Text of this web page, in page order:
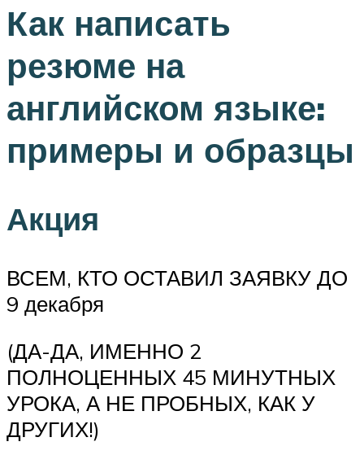
Как написать
резюме на
английском языке:
примеры и образцы
Акция
ВСЕМ, КТО ОСТАВИЛ ЗАЯВКУ ДО
9 декабря
(ДА-ДА, ИМЕННО 2
ПОЛНОЦЕННЫХ 45 МИНУТНЫХ
УРОКА, А НЕ ПРОБНЫХ, КАК У
ДРУГИХ!)